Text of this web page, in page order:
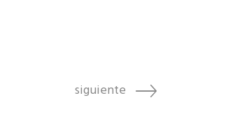
siguiente